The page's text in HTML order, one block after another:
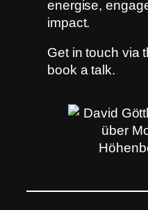
energise,
impact.
Get in touch via
book a talk.